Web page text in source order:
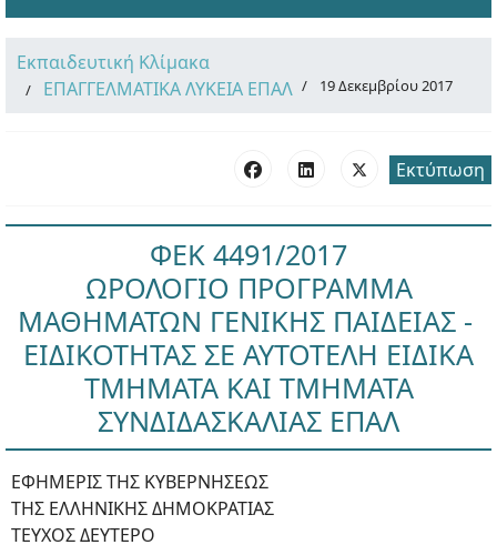
Εκπαιδευτική Κλίμακα
ΕΠΑΓΓΕΛΜΑΤΙΚΑ ΛΥΚΕΙΑ ΕΠΑΛ
19 Δεκεμβρίου 2017
Εκτύπωση
ΦΕΚ 4491/2017
ΩΡΟΛΟΓΙΟ ΠΡΟΓΡΑΜΜΑ
ΜΑΘΗΜΑΤΩΝ ΓΕΝΙΚΗΣ ΠΑΙΔΕΙΑΣ -
ΕΙΔΙΚΟΤΗΤΑΣ ΣΕ ΑΥΤΟΤΕΛΗ ΕΙΔΙΚΑ
ΤΜΗΜΑΤΑ ΚΑΙ ΤΜΗΜΑΤΑ
ΣΥΝΔΙΔΑΣΚΑΛΙΑΣ ΕΠΑΛ
ΕΦΗΜΕΡΙΣ ΤΗΣ ΚΥΒΕΡΝΗΣΕΩΣ
ΤΗΣ ΕΛΛΗΝΙΚΗΣ ΔΗΜΟΚΡΑΤΙΑΣ
ΤΕΥΧΟΣ ΔΕΥΤΕΡΟ